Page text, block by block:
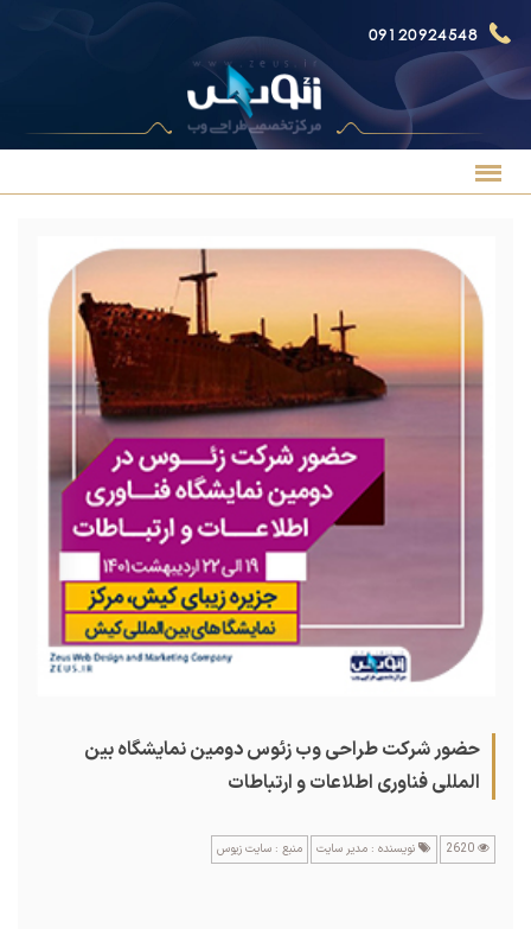
09120924548
حضور شرکت طراحی وب زئوس ‎دومین نمایشگاه بین
المللی فناوری اطلاعات و ارتباطات
نویسنده : مدیر سایت منبع : سایت زیوس